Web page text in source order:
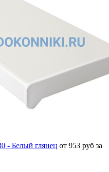
- Белый глянец от 953 руб за